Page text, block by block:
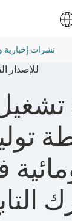
2020 نشرات
للإصدار